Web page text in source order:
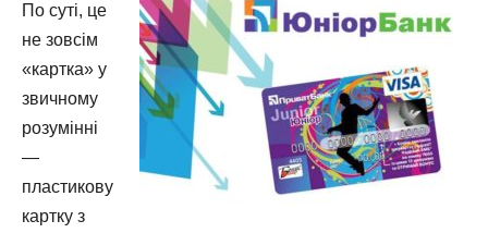
По суті, це
не зовсім
«картка» у
звичному
розумінні
—
пластикову
картку з